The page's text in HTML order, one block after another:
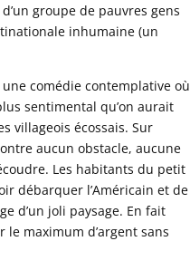
groupe de pauvres gens
inhumaine (un
comédie contemplative où
sentimental qu’on aurait
villageois écossais. Sur
aucun obstacle, aucune
Les habitants du petit
débarquer l’Américain et de
d’un joli paysage. En fait
maximum d’argent sans